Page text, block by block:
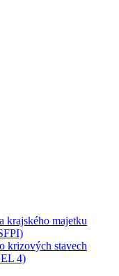
krajského majetku
krizových stavech
4)